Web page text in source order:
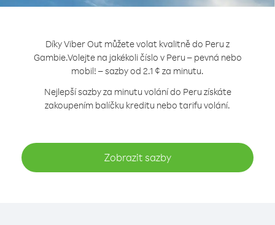
Díky Viber Out můžete volat kvalitně do Peru z
Gambie.Volejte na jakékoli číslo v Peru – pevná nebo
mobil! – sazby od 2.1 ¢ za minutu.
Nejlepší sazby za minutu volání do Peru získáte
zakoupením balíčku kreditu nebo tarifu volání.
Zobrazit sazby